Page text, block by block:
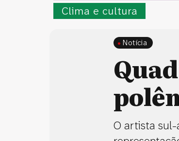
Clima e cultura
Notícia
O artista sul-